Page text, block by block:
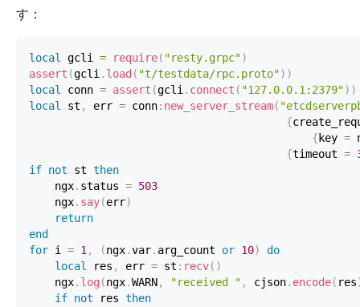
す：
local gcli = require( "resty.grpc")
assert (gcli. load ( "t/testdata/rpc.proto") )
local conn = assert (gcli. connect ( "127.0.0.1:2379") )
local st , err = conn: new_server_stream(
{
{ key =
{timeout =
if not st then
    ngx
. status = 503
    ngx
. say(err)
return
end
for i = 1, (ngx.var. arg_count or 10)
do
local res , err = st : recv( )
    ngx
. log (ngx.WARN, "received " , cjson. encode( res
if not res then